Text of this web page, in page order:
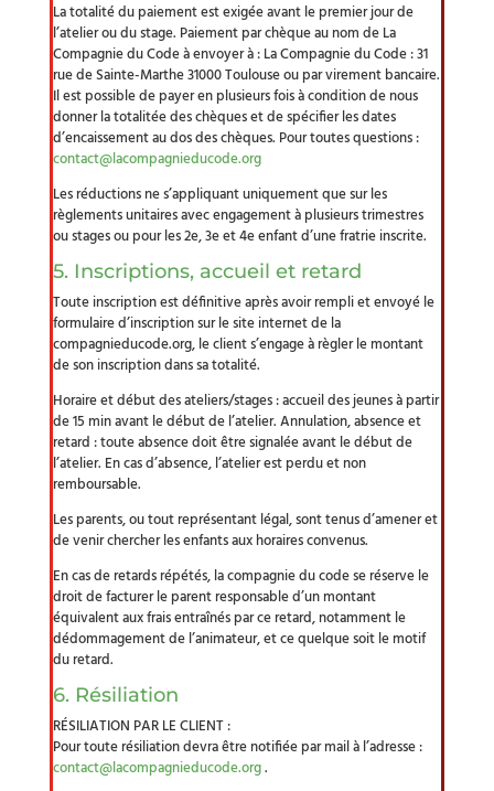
La totalité du paiement est exigée avant le premier jour de
l’atelier ou du stage. Paiement par chèque au nom de La
Compagnie du Code à envoyer à : La Compagnie du Code : 31
rue de Sainte-Marthe 31000 Toulouse ou par virement bancaire.
Il est possible de payer en plusieurs fois à condition de nous
donner la totalitée des chèques et de spécifier les dates
d’encaissement au dos des chèques. Pour toutes questions :
contact@lacompagnieducode.org
Les réductions ne s’appliquant uniquement que sur les
règlements unitaires avec engagement à plusieurs trimestres
ou stages ou pour les 2e, 3e et 4e enfant d’une fratrie inscrite.
5. Inscriptions, accueil et retard
Toute inscription est définitive après avoir rempli et envoyé le
formulaire d’inscription sur le site internet de la
compagnieducode.org, le client s’engage à règler le montant
de son inscription dans sa totalité.
Horaire et début des ateliers/stages : accueil des jeunes à partir
de 15 min avant le début de l’atelier. Annulation, absence et
retard : toute absence doit être signalée avant le début de
l’atelier. En cas d’absence, l’atelier est perdu et non
remboursable.
Les parents, ou tout représentant légal, sont tenus d’amener et
de venir chercher les enfants aux horaires convenus.
En cas de retards répétés, la compagnie du code se réserve le
droit de facturer le parent responsable d’un montant
équivalent aux frais entraînés par ce retard, notamment le
dédommagement de l’animateur, et ce quelque soit le motif
du retard.
6. Résiliation
RÉSILIATION PAR LE CLIENT :
Pour toute résiliation devra être notifiée par mail à l’adresse :
contact@lacompagnieducode.org.